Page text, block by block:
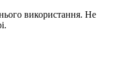
використання. Не